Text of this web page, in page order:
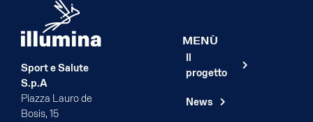
Sport e Salute
S.p.A
Piazza Lauro de
Bosis, 15
MENÙ
progetto
News